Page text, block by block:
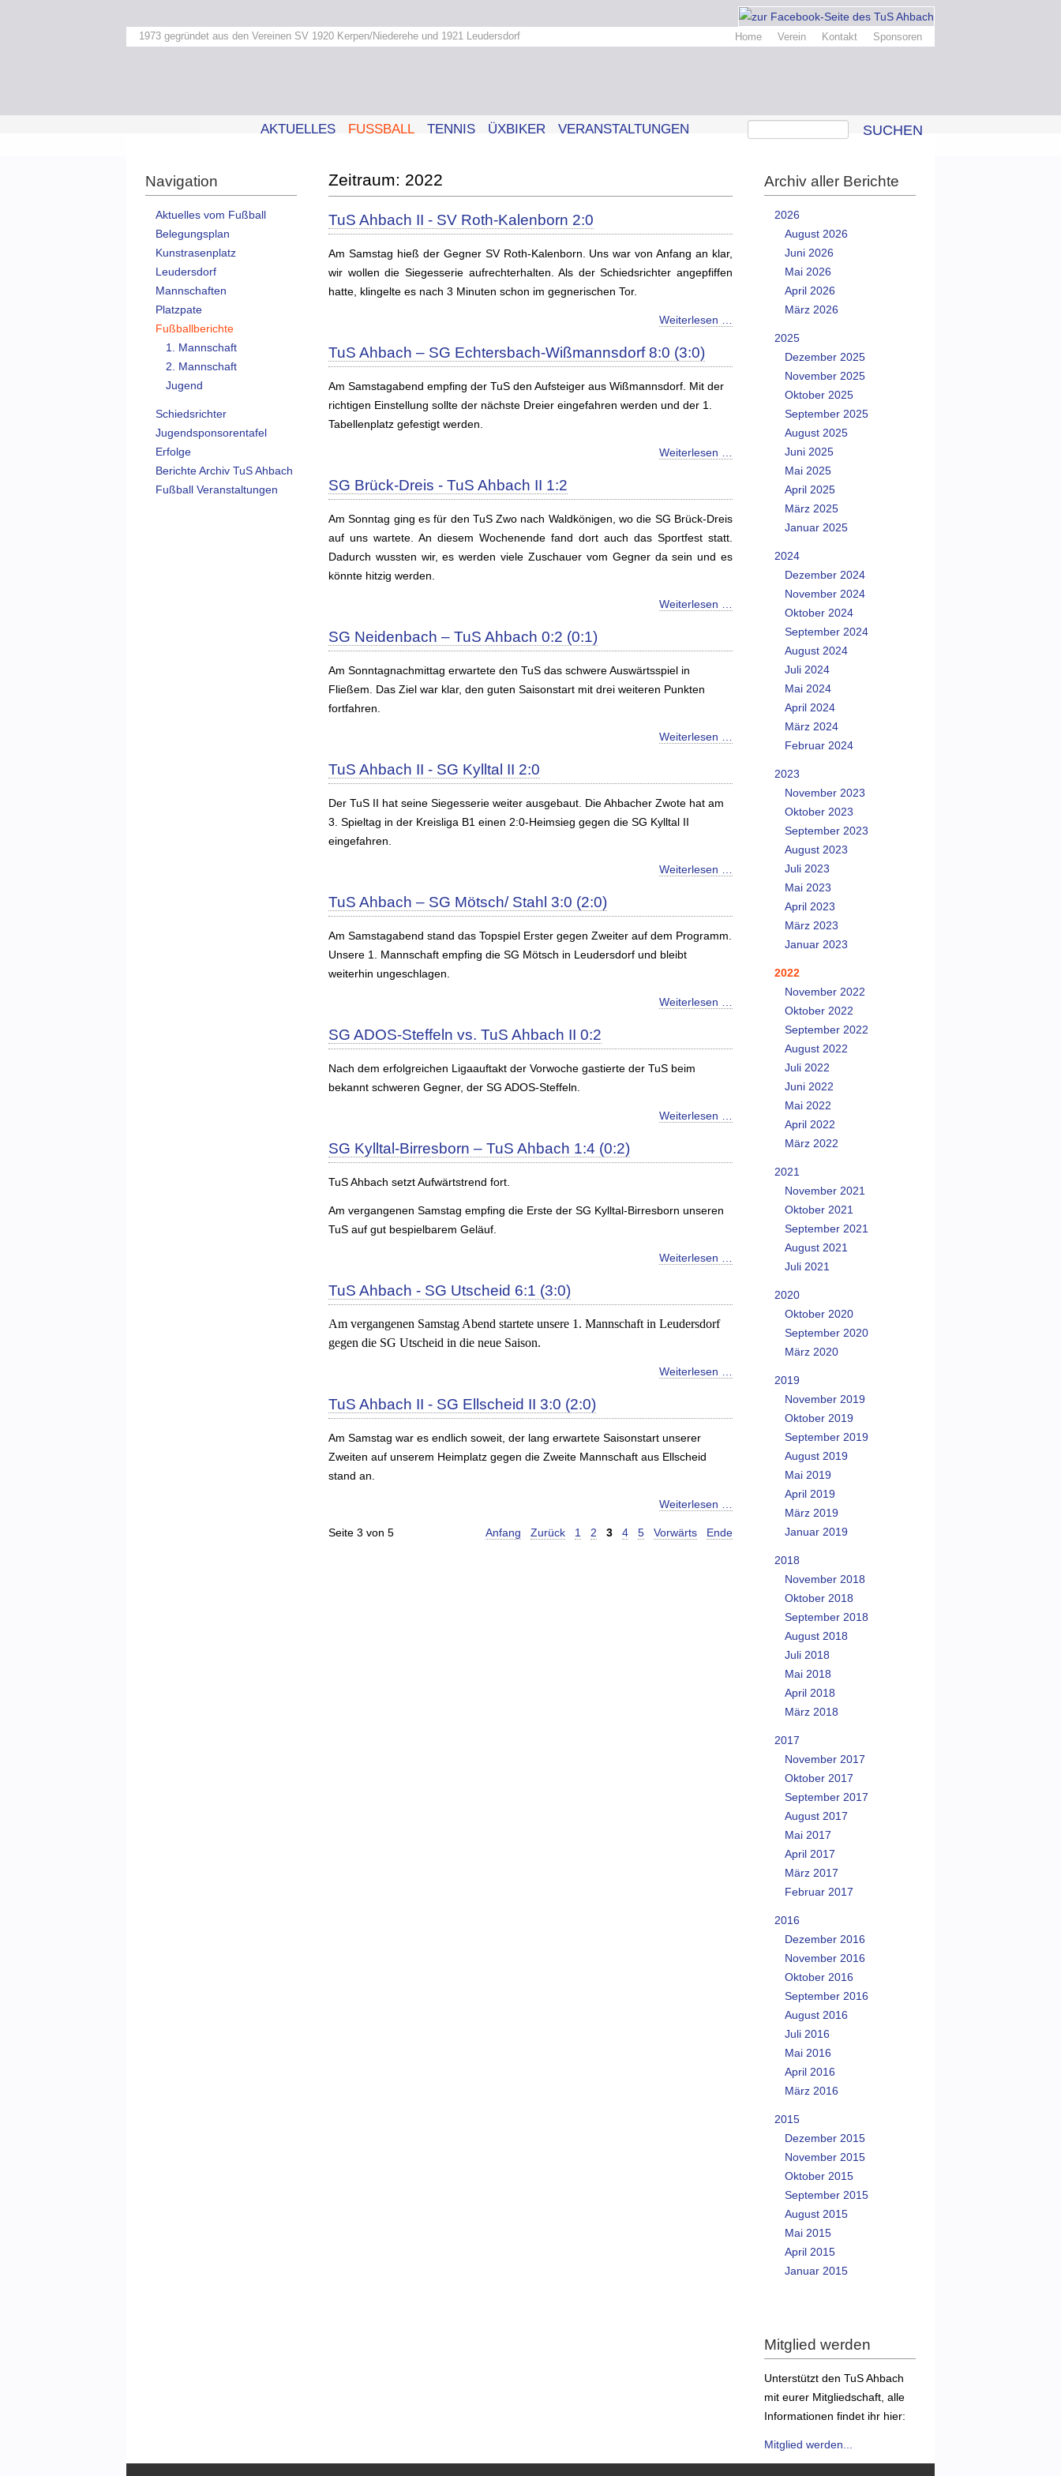
1973 gegründet aus den Vereinen SV 1920 Kerpen/Niederehe und 1921 Leudersdorf Home Verein Kontakt Sponsoren
AKTUELLES FUSSBALL TENNIS ÜXBIKER VERANSTALTUNGEN SUCHEN
2022
TuS Ahbach II - SV Roth-Kalenborn 2:0
Am Samstag hieß der Gegner SV Roth-Kalenborn. Uns war von Anfang an klar,
wir wollen die Siegesserie aufrechterhalten. Als der Schiedsrichter angepfiffen
hatte, klingelte es nach 3 Minuten schon im gegnerischen Tor.
Weiterlesen …
TuS Ahbach – SG Echtersbach-Wißmannsdorf 8:0 (3:0)
Am Samstagabend empfing der TuS den Aufsteiger aus Wißmannsdorf. Mit der
richtigen Einstellung sollte der nächste Dreier eingefahren werden und der 1.
Tabellenplatz gefestigt werden.
Weiterlesen …
SG Brück-Dreis - TuS Ahbach II 1:2
Am Sonntag ging es für den TuS Zwo nach Waldkönigen, wo die SG Brück-Dreis
auf uns wartete. An diesem Wochenende fand dort auch das Sportfest statt.
Dadurch wussten wir, es werden viele Zuschauer vom Gegner da sein und es
könnte hitzig werden.
Weiterlesen …
SG Neidenbach – TuS Ahbach 0:2 (0:1)
Am Sonntagnachmittag erwartete den TuS das schwere Auswärtsspiel in
Fließem. Das Ziel war klar, den guten Saisonstart mit drei weiteren Punkten
fortfahren.
Weiterlesen …
TuS Ahbach II - SG Kylltal II 2:0
Der TuS II hat seine Siegesserie weiter ausgebaut. Die Ahbacher Zwote hat am
3. Spieltag in der Kreisliga B1 einen 2:0-Heimsieg gegen die SG Kylltal II
eingefahren.
Weiterlesen …
TuS Ahbach – SG Mötsch/ Stahl 3:0 (2:0)
Am Samstagabend stand das Topspiel Erster gegen Zweiter auf dem Programm.
Unsere 1. Mannschaft empfing die SG Mötsch in Leudersdorf und bleibt
weiterhin ungeschlagen.
Weiterlesen …
SG ADOS-Steffeln vs. TuS Ahbach II 0:2
Nach dem erfolgreichen Ligaauftakt der Vorwoche gastierte der TuS beim
bekannt schweren Gegner, der SG ADOS-Steffeln.
Weiterlesen …
SG Kylltal-Birresborn – TuS Ahbach 1:4 (0:2)
TuS Ahbach setzt Aufwärtstrend fort.
Am vergangenen Samstag empfing die Erste der SG Kylltal-Birresborn unseren
TuS auf gut bespielbarem Geläuf.
Weiterlesen …
TuS Ahbach - SG Utscheid 6:1 (3:0)
Am vergangenen Samstag Abend startete unsere 1. Mannschaft in Leudersdorf
gegen die SG Utscheid in die neue Saison.
Weiterlesen …
TuS Ahbach II - SG Ellscheid II 3:0 (2:0)
Am Samstag war es endlich soweit, der lang erwartete Saisonstart unserer
Zweiten auf unserem Heimplatz gegen die Zweite Mannschaft aus Ellscheid
stand an.
Weiterlesen …
Seite 3 von 5 Anfang Zurück 1 2 3 4 5 Vorwärts Ende
Navigation
Aktuelles vom Fußball
Belegungsplan
Kunstrasenplatz
Leudersdorf
Mannschaften
Platzpate
Fußballberichte
1. Mannschaft
2. Mannschaft
Jugend
Schiedsrichter
Jugendsponsorentafel
Erfolge
Berichte Archiv TuS Ahbach
Fußball Veranstaltungen
Archiv aller Berichte
2026
August 2026
Juni 2026
Mai 2026
April 2026
März 2026
2025
Dezember 2025
November 2025
Oktober 2025
September 2025
August 2025
Juni 2025
Mai 2025
April 2025
März 2025
Januar 2025
2024
Dezember 2024
November 2024
Oktober 2024
September 2024
August 2024
Juli 2024
Mai 2024
April 2024
März 2024
Februar 2024
2023
November 2023
Oktober 2023
September 2023
August 2023
Juli 2023
Mai 2023
April 2023
März 2023
Januar 2023
2022
November 2022
Oktober 2022
September 2022
August 2022
Juli 2022
Juni 2022
Mai 2022
April 2022
März 2022
2021
November 2021
Oktober 2021
September 2021
August 2021
Juli 2021
2020
Oktober 2020
September 2020
März 2020
2019
November 2019
Oktober 2019
September 2019
August 2019
Mai 2019
April 2019
März 2019
Januar 2019
2018
November 2018
Oktober 2018
September 2018
August 2018
Juli 2018
Mai 2018
April 2018
März 2018
2017
November 2017
Oktober 2017
September 2017
August 2017
Mai 2017
April 2017
März 2017
Februar 2017
2016
Dezember 2016
November 2016
Oktober 2016
September 2016
August 2016
Juli 2016
Mai 2016
April 2016
März 2016
2015
Dezember 2015
November 2015
Oktober 2015
September 2015
August 2015
Mai 2015
April 2015
Januar 2015
Mitglied werden
Unterstützt den TuS Ahbach
mit eurer Mitgliedschaft, alle
Informationen findet ihr hier:
Mitglied werden...